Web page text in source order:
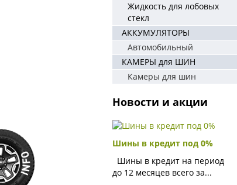
Жидкость для лобовых
стекл
АККУМУЛЯТОРЫ
Автомобильный
КАМЕРЫ для ШИН
Камеры для шин
Новости и акции
Шины в кредит под 0%
Шины в кредит на период
до 12 месяцев всего за...